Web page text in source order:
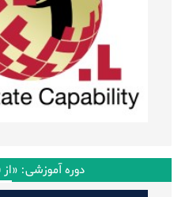
دوره آموزشی: